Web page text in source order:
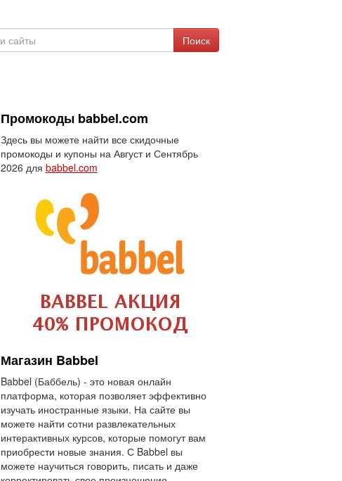
Поиск
Промокоды babbel.com
Здесь вы можете найти все скидочные
промокоды и купоны на Август и Сентябрь
2026 для babbel.com
Магазин Babbel
Babbel (Баббель) - это новая онлайн
платформа, которая позволяет эффективно
изучать иностранные языки. На сайте вы
можете найти сотни развлекательных
интерактивных курсов, которые помогут вам
приобрести новые знания. С Babbel вы
можете научиться говорить, писать и даже